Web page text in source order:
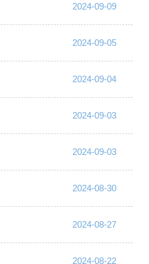
2024-09-09
2024-09-05
2024-09-04
2024-09-03
2024-09-03
2024-08-30
2024-08-27
2024-08-22